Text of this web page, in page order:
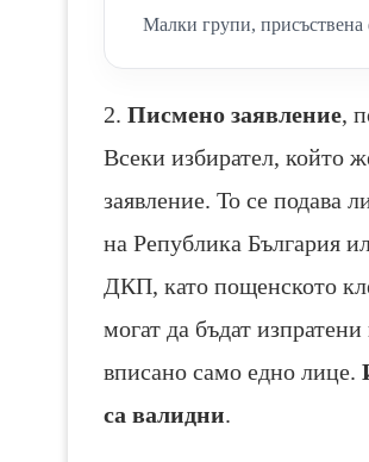
Малки групи, присъствена
2. Писмено заявление,
Всеки избирател, който
заявление. То се подава
на Република България
ДКП, като пощенското
могат да бъдат
вписано само едно лице.
са валидни.